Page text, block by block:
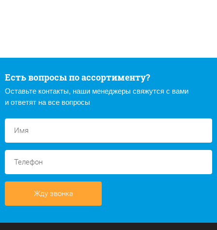
Есть вопросы по ассортименту?
Оставьте контакты, наши менеджеры свяжутся с вами
и ответят на все вопросы
Жду звонка